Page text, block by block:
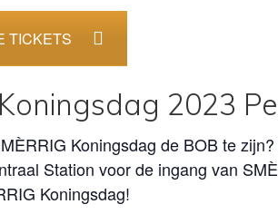
TICKETS
2023
Koningsdag de BOB te
Station voor de ingang van
Koningsdag!